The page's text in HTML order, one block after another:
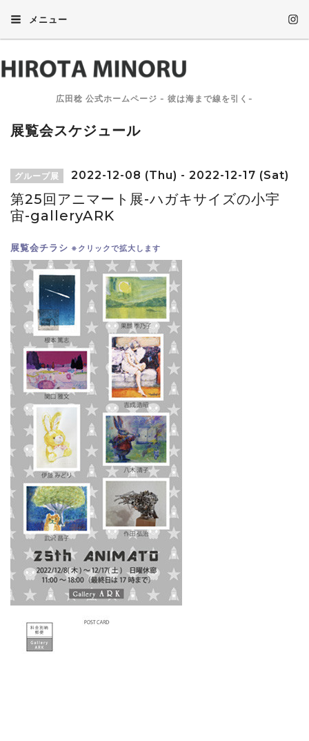
メニュー
広田稔 公式ホームページ - 彼は海まで線を引く-
展覧会スケジュール
グループ展 2022-12-08 (Thu) - 2022-12-17 (Sat)
第25回アニマート展-ハガキサイズの小宇
宙-galleryARK
展覧会チラシ ※クリックで拡大します